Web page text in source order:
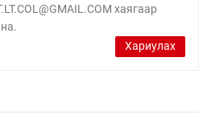
хаягаар
Хариулах